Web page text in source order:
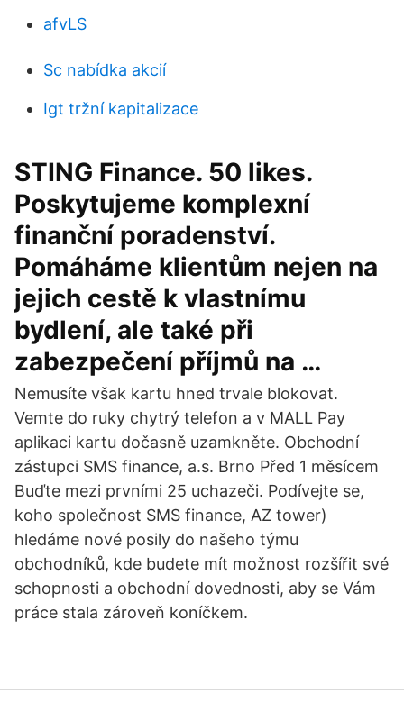
afvLS
Sc nabídka akcií
Igt tržní kapitalizace
STING Finance. 50 likes.
Poskytujeme komplexní
finanční poradenství.
Pomáháme klientům nejen na
jejich cestě k vlastnímu
bydlení, ale také při
zabezpečení příjmů na …
Nemusíte však kartu hned trvale blokovat.
Vemte do ruky chytrý telefon a v MALL Pay
aplikaci kartu dočasně uzamkněte. Obchodní
zástupci SMS finance, a.s. Brno Před 1 měsícem
Buďte mezi prvními 25 uchazeči. Podívejte se,
koho společnost SMS finance, AZ tower)
hledáme nové posily do našeho týmu
obchodníků, kde budete mít možnost rozšířit své
schopnosti a obchodní dovednosti, aby se Vám
práce stala zároveň koníčkem.